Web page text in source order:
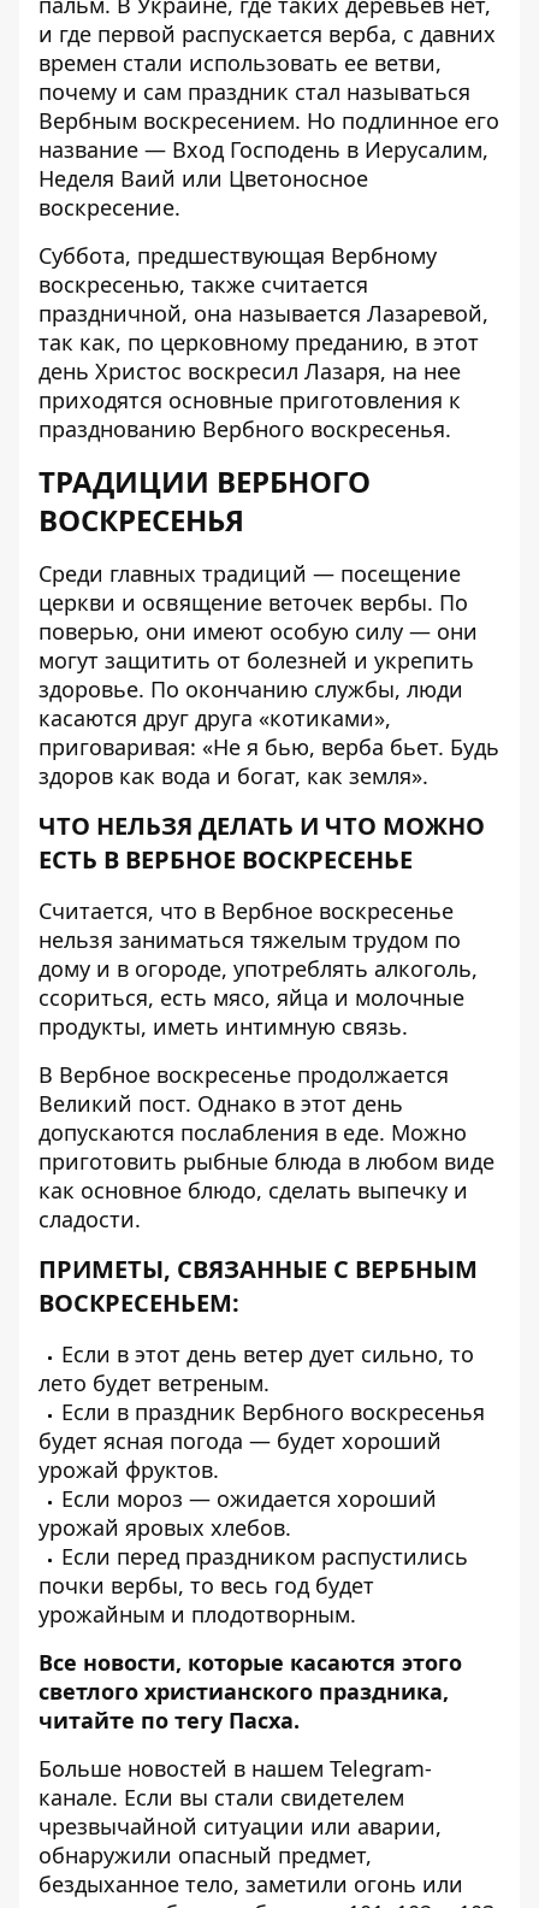
и где первой распускается верба, с давних
времен стали использовать ее ветви,
почему и сам праздник стал называться
Вербным воскресением. Но подлинное его
название — Вход Господень в Иерусалим,
Неделя Ваий или Цветоносное
воскресение.
Суббота, предшествующая Вербному
воскресенью, также считается
праздничной, она называется Лазаревой,
так как, по церковному преданию, в этот
день Христос воскресил Лазаря, на нее
приходятся основные приготовления к
празднованию Вербного воскресенья.
ТРАДИЦИИ ВЕРБНОГО
ВОСКРЕСЕНЬЯ
Среди главных традиций — посещение
церкви и освящение веточек вербы. По
поверью, они имеют особую силу — они
могут защитить от болезней и укрепить
здоровье. По окончанию службы, люди
касаются друг друга «котиками»,
приговаривая: «Не я бью, верба бьет. Будь
здоров как вода и богат, как земля».
ЧТО НЕЛЬЗЯ ДЕЛАТЬ И ЧТО МОЖНО
ЕСТЬ В ВЕРБНОЕ ВОСКРЕСЕНЬЕ
Считается, что в Вербное воскресенье
нельзя заниматься тяжелым трудом по
дому и в огороде, употреблять алкоголь,
ссориться, есть мясо, яйца и молочные
продукты, иметь интимную связь.
В Вербное воскресенье продолжается
Великий пост. Однако в этот день
допускаются послабления в еде. Можно
приготовить рыбные блюда в любом виде
как основное блюдо, сделать выпечку и
сладости.
ПРИМЕТЫ, СВЯЗАННЫЕ С ВЕРБНЫМ
ВОСКРЕСЕНЬЕМ:
Если в этот день ветер дует сильно, то
лето будет ветреным.
Если в праздник Вербного воскресенья
будет ясная погода — будет хороший
урожай фруктов.
Если мороз — ожидается хороший
урожай яровых хлебов.
Если перед праздником распустились
почки вербы, то весь год будет
урожайным и плодотворным.
Все новости, которые касаются этого
светлого христианского праздника,
читайте по тегу Пасха.
Больше новостей в нашем Telegram-
канале. Если вы стали свидетелем
чрезвычайной ситуации или аварии,
обнаружили опасный предмет,
бездыханное тело, заметили огонь или